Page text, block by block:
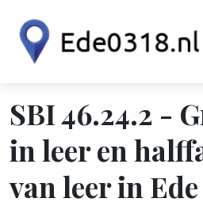
SBI 46.24.2 -
in leer en
van leer in Ede